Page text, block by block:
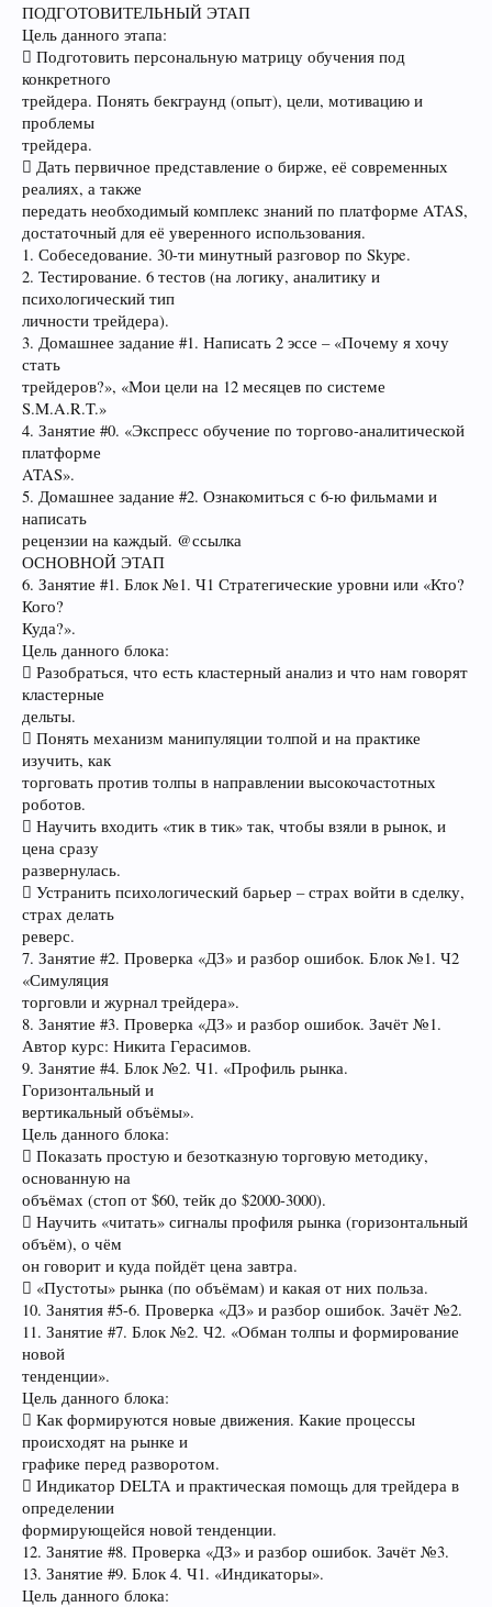
ПОДГОТОВИТЕЛЬНЫЙ ЭТАП
Цель данного этапа:
 Подготовить персональную матрицу обучения под
конкретного
трейдера. Понять бекграунд (опыт), цели, мотивацию и
проблемы
трейдера.
 Дать первичное представление о бирже, её современных
реалиях, а также
передать необходимый комплекс знаний по платформе ATAS,
достаточный для её уверенного использования.
1. Собеседование. 30-ти минутный разговор по Skype.
2. Тестирование. 6 тестов (на логику, аналитику и
психологический тип
личности трейдера).
3. Домашнее задание #1. Написать 2 эссе – «Почему я хочу
стать
трейдеров?», «Мои цели на 12 месяцев по системе
S.M.A.R.T.»
4. Занятие #0. «Экспресс обучение по торгово-аналитической
платформе
ATAS».
5. Домашнее задание #2. Ознакомиться с 6-ю фильмами и
написать
рецензии на каждый. @ссылка
ОСНОВНОЙ ЭТАП
6. Занятие #1. Блок №1. Ч1 Стратегические уровни или «Кто?
Кого?
Куда?».
Цель данного блока:
 Разобраться, что есть кластерный анализ и что нам говорят
кластерные
дельты.
 Понять механизм манипуляции толпой и на практике
изучить, как
торговать против толпы в направлении высокочастотных
роботов.
 Научить входить «тик в тик» так, чтобы взяли в рынок, и
цена сразу
развернулась.
 Устранить психологический барьер – страх войти в сделку,
страх делать
реверс.
7. Занятие #2. Проверка «ДЗ» и разбор ошибок. Блок №1. Ч2
«Симуляция
торговли и журнал трейдера».
8. Занятие #3. Проверка «ДЗ» и разбор ошибок. Зачёт №1.
Автор курс: Никита Герасимов.
9. Занятие #4. Блок №2. Ч1. «Профиль рынка.
Горизонтальный и
вертикальный объёмы».
Цель данного блока:
 Показать простую и безотказную торговую методику,
основанную на
объёмах (стоп от $60, тейк до $2000-3000).
 Научить «читать» сигналы профиля рынка (горизонтальный
объём), о чём
он говорит и куда пойдёт цена завтра.
 «Пустоты» рынка (по объёмам) и какая от них польза.
10. Занятия #5-6. Проверка «ДЗ» и разбор ошибок. Зачёт №2.
11. Занятие #7. Блок №2. Ч2. «Обман толпы и формирование
новой
тенденции».
Цель данного блока:
 Как формируются новые движения. Какие процессы
происходят на рынке и
графике перед разворотом.
 Индикатор DELTA и практическая помощь для трейдера в
определении
формирующейся новой тенденции.
12. Занятие #8. Проверка «ДЗ» и разбор ошибок. Зачёт №3.
13. Занятие #9. Блок 4. Ч1. «Индикаторы».
Цель данного блока: